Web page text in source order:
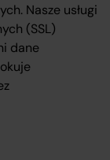
Nasze usługi
(SSL)
dane